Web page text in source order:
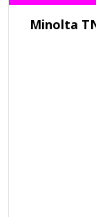
Minolta